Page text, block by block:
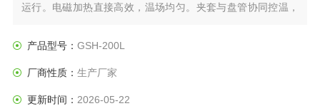
运行。电磁加热直接高效，温场均匀。夹套与盘管协同控温，
压成为您的可控变量。
产品型号： GSH-200L
厂商性质： 生产厂家
更新时间： 2026-05-22